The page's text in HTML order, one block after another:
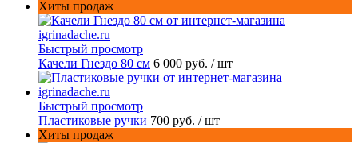
Хиты продаж
Быстрый просмотр
Качели Гнездо 80 см 6 000 руб. / шт
Быстрый просмотр
Пластиковые ручки 700 руб. / шт
Хиты продаж